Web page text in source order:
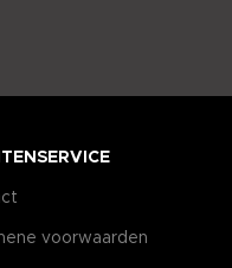
voorwaarden